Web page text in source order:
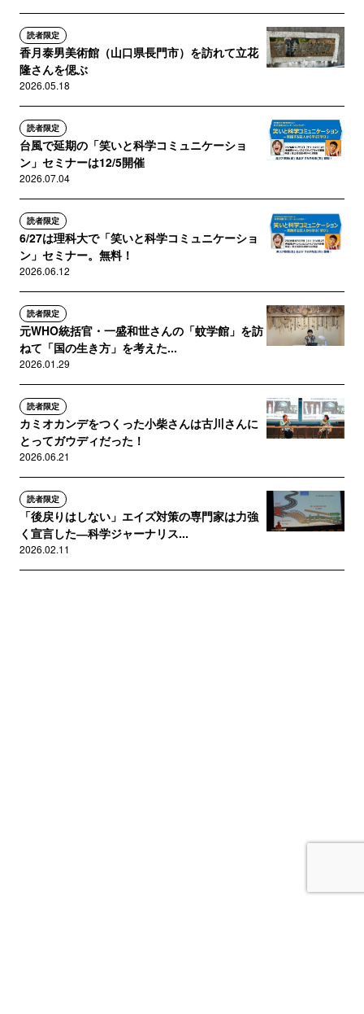
読者限定
香月泰男美術館（山口県長門市）を訪れて立花
隆さんを偲ぶ
2026.05.18
読者限定
台風で延期の「笑いと科学コミュニケーショ
ン」セミナーは12/5開催
2026.07.04
読者限定
6/27は理科大で「笑いと科学コミュニケーショ
ン」セミナー。無料！
2026.06.12
読者限定
元WHO統括官・一盛和世さんの「蚊学館」を訪
ねて「国の生き方」を考えた...
2026.01.29
読者限定
カミオカンデをつくった小柴さんは古川さんに
とってガウディだった！
2026.06.21
読者限定
「後戻りはしない」エイズ対策の専門家は力強
く宣言した―科学ジャーナリス...
2026.02.11